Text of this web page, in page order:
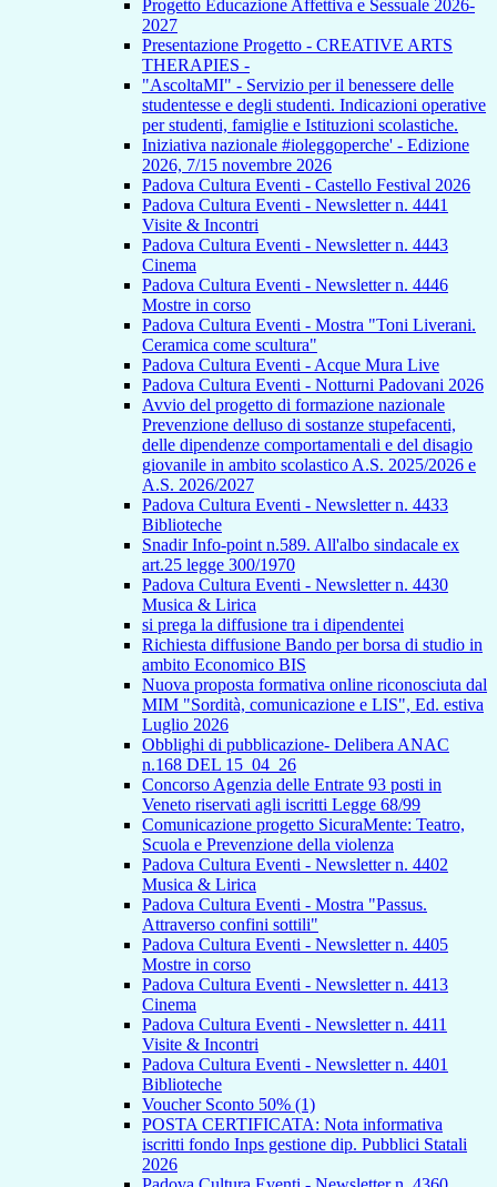
Progetto Educazione Affettiva e Sessuale 2026-
2027
Presentazione Progetto - CREATIVE ARTS
THERAPIES -
"AscoltaMI" - Servizio per il benessere delle
studentesse e degli studenti. Indicazioni operative
per studenti, famiglie e Istituzioni scolastiche.
Iniziativa nazionale #ioleggoperche' - Edizione
2026, 7/15 novembre 2026
Padova Cultura Eventi - Castello Festival 2026
Padova Cultura Eventi - Newsletter n. 4441
Visite & Incontri
Padova Cultura Eventi - Newsletter n. 4443
Cinema
Padova Cultura Eventi - Newsletter n. 4446
Mostre in corso
Padova Cultura Eventi - Mostra "Toni Liverani.
Ceramica come scultura"
Padova Cultura Eventi - Acque Mura Live
Padova Cultura Eventi - Notturni Padovani 2026
Avvio del progetto di formazione nazionale
Prevenzione delluso di sostanze stupefacenti,
delle dipendenze comportamentali e del disagio
giovanile in ambito scolastico A.S. 2025/2026 e
A.S. 2026/2027
Padova Cultura Eventi - Newsletter n. 4433
Biblioteche
Snadir Info-point n.589. All'albo sindacale ex
art.25 legge 300/1970
Padova Cultura Eventi - Newsletter n. 4430
Musica & Lirica
si prega la diffusione tra i dipendentei
Richiesta diffusione Bando per borsa di studio in
ambito Economico BIS
Nuova proposta formativa online riconosciuta dal
MIM "Sordità, comunicazione e LIS", Ed. estiva
Luglio 2026
Obblighi di pubblicazione- Delibera ANAC
n.168 DEL 15_04_26
Concorso Agenzia delle Entrate 93 posti in
Veneto riservati agli iscritti Legge 68/99
Comunicazione progetto SicuraMente: Teatro,
Scuola e Prevenzione della violenza
Padova Cultura Eventi - Newsletter n. 4402
Musica & Lirica
Padova Cultura Eventi - Mostra "Passus.
Attraverso confini sottili"
Padova Cultura Eventi - Newsletter n. 4405
Mostre in corso
Padova Cultura Eventi - Newsletter n. 4413
Cinema
Padova Cultura Eventi - Newsletter n. 4411
Visite & Incontri
Padova Cultura Eventi - Newsletter n. 4401
Biblioteche
Voucher Sconto 50% (1)
POSTA CERTIFICATA: Nota informativa
iscritti fondo Inps gestione dip. Pubblici Statali
2026